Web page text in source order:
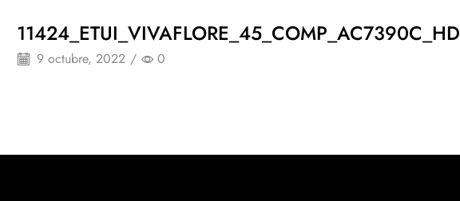
11424_ETUI_VIVAFLORE_45_COMP_AC7390C_HD
9 octubre, 2022 / 0